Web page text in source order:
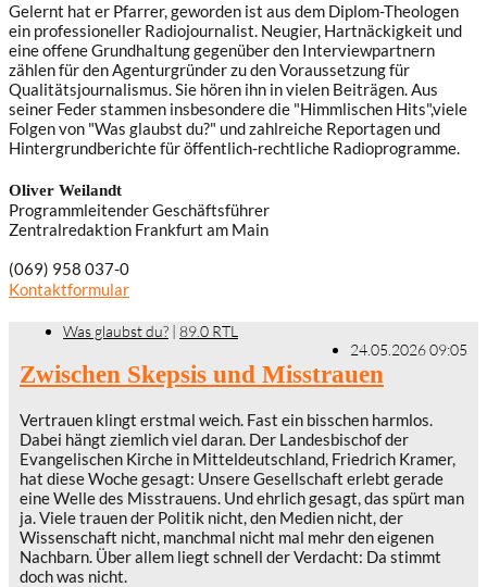
Gelernt hat er Pfarrer, geworden ist aus dem Diplom-Theologen
ein professioneller Radiojournalist. Neugier, Hartnäckigkeit und
eine offene Grundhaltung gegenüber den Interviewpartnern
zählen für den Agenturgründer zu den Voraussetzung für
Qualitätsjournalismus. Sie hören ihn in vielen Beiträgen. Aus
seiner Feder stammen insbesondere die "Himmlischen Hits",viele
Folgen von "Was glaubst du?" und zahlreiche Reportagen und
Hintergrundberichte für öffentlich-rechtliche Radioprogramme.
Oliver Weilandt
Programmleitender Geschäftsführer
Zentralredaktion Frankfurt am Main
(069) 958 037-0
Kontaktformular
Was glaubst du? | 89.0 RTL
24.05.2026 09:05
Zwischen Skepsis und Misstrauen
Vertrauen klingt erstmal weich. Fast ein bisschen harmlos.
Dabei hängt ziemlich viel daran. Der Landesbischof der
Evangelischen Kirche in Mitteldeutschland, Friedrich Kramer,
hat diese Woche gesagt: Unsere Gesellschaft erlebt gerade
eine Welle des Misstrauens. Und ehrlich gesagt, das spürt man
ja. Viele trauen der Politik nicht, den Medien nicht, der
Wissenschaft nicht, manchmal nicht mal mehr den eigenen
Nachbarn. Über allem liegt schnell der Verdacht: Da stimmt
doch was nicht.